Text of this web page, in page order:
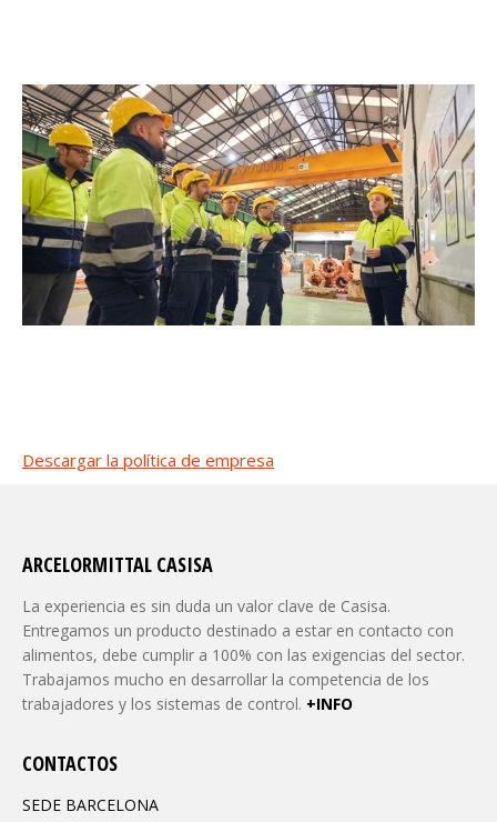
Descargar la política de empresa
ARCELORMITTAL CASISA
La experiencia es sin duda un valor clave de Casisa.
Entregamos un producto destinado a estar en contacto con
alimentos, debe cumplir a 100% con las exigencias del sector.
Trabajamos mucho en desarrollar la competencia de los
trabajadores y los sistemas de control. +INFO
CONTACTOS
SEDE BARCELONA